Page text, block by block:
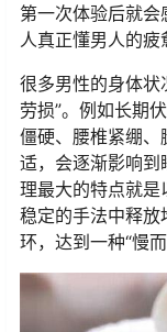
第一次体验后就会
人真正懂男人的疲
很多男性的身体状
劳损”。例如长期
僵硬、腰椎紧绷
适，会逐渐影响到
理最大的特点就是
稳定的手法中释
环，达到一种“慢